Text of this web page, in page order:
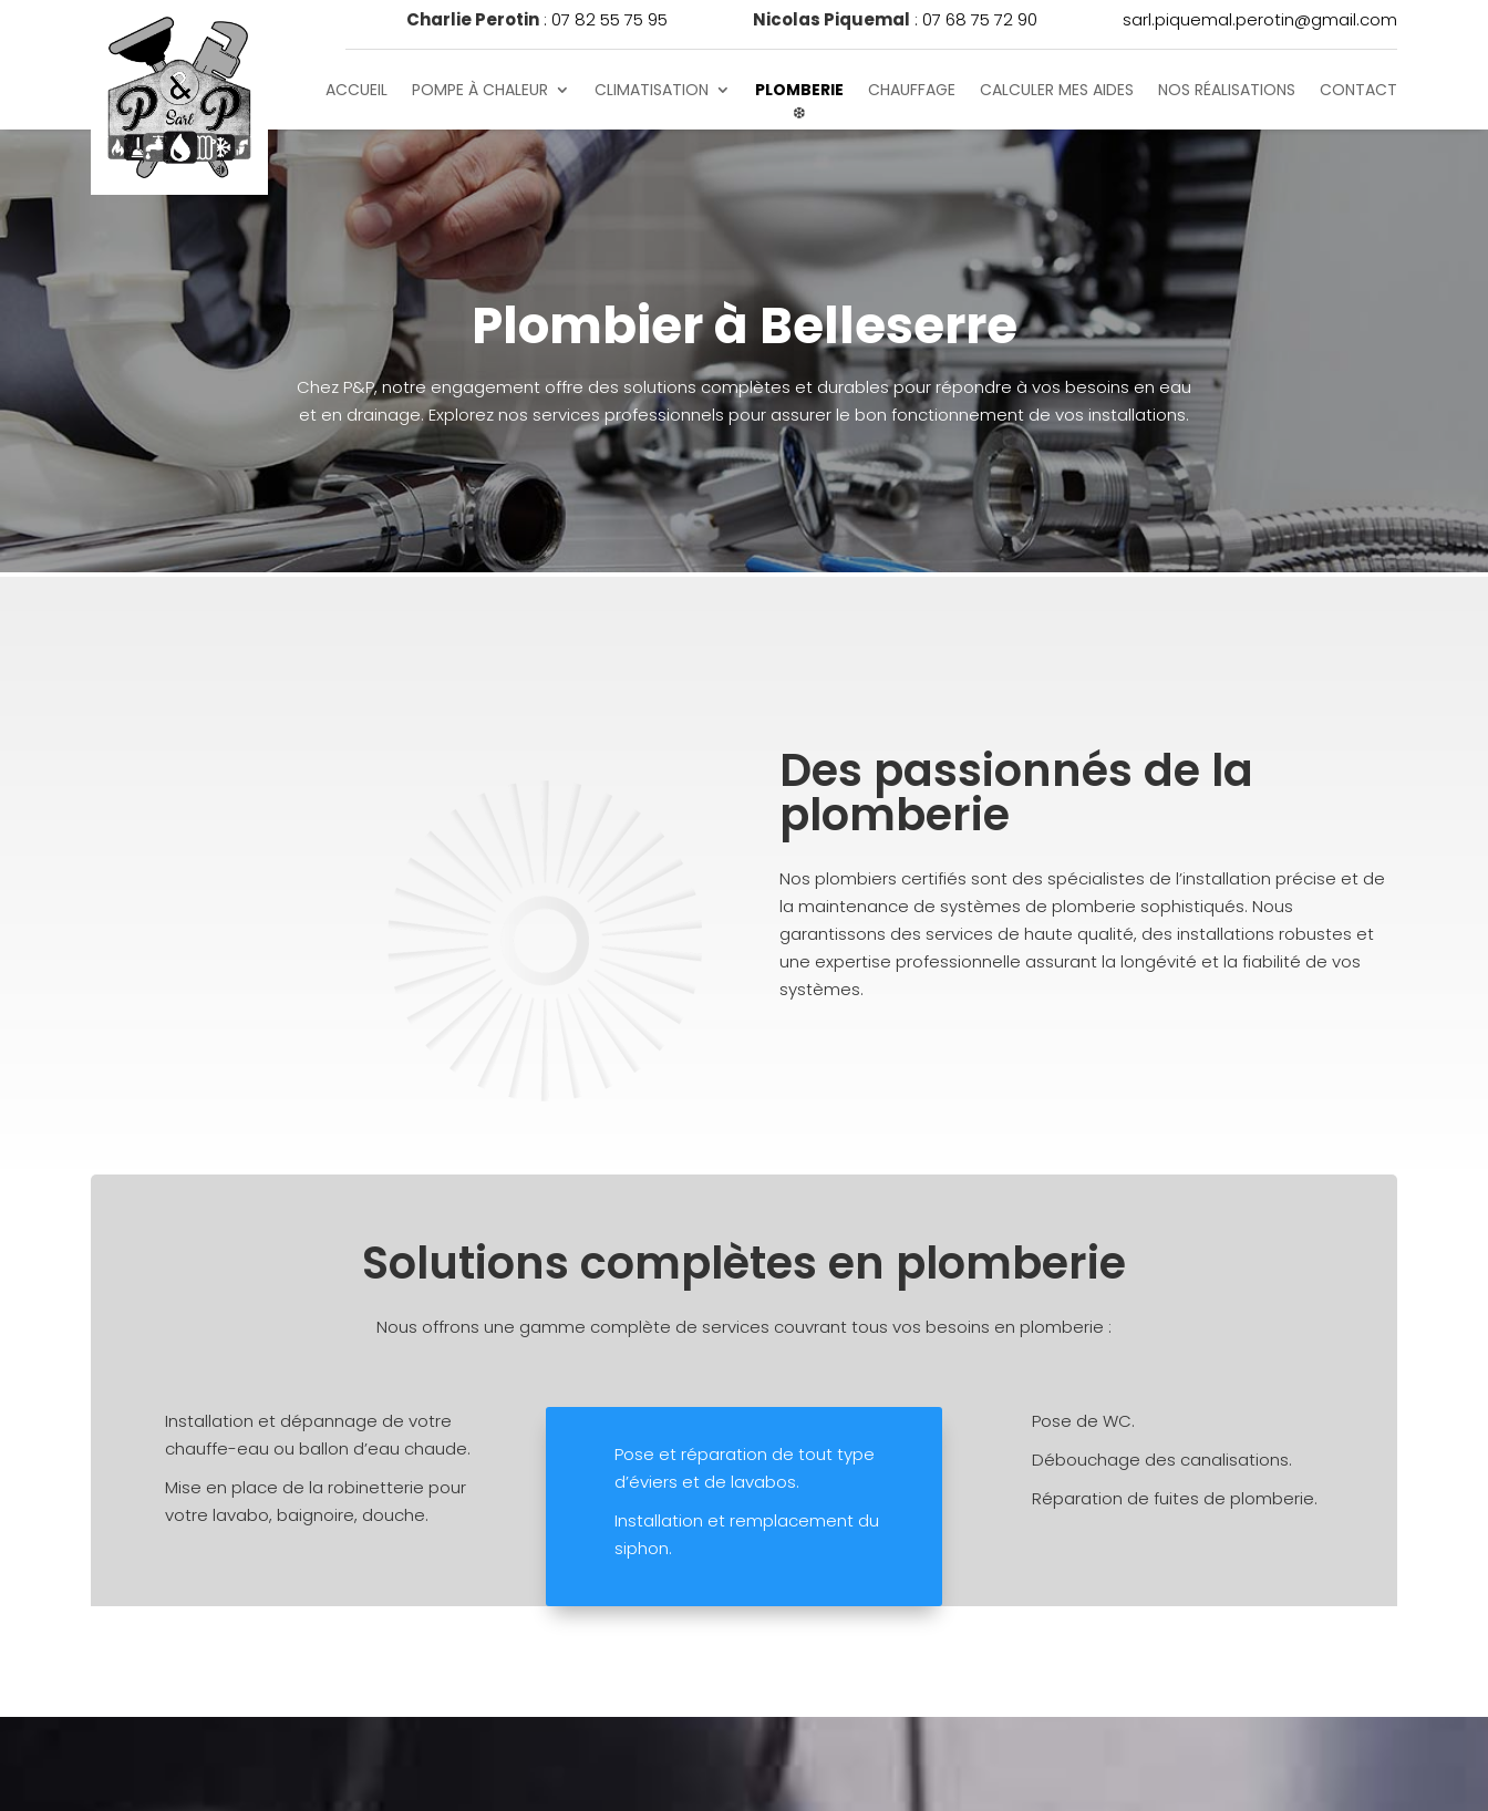
Charlie Perotin : 07 82 55 75 95 Nicolas Piquemal : 07 68 75 72 90 sarl.piquemal.perotin@gmail.com
ACCUEIL POMPE À CHALEUR CLIMATISATION PLOMBERIE CHAUFFAGE CALCULER MES AIDES NOS RÉALISATIONS CONTACT
Plombier à Belleserre
Chez P&P, notre engagement offre des solutions complètes et durables pour répondre à vos besoins en eau
et en drainage. Explorez nos services professionnels pour assurer le bon fonctionnement de vos installations.
Des passionnés de la
plomberie
Nos plombiers certifiés sont des spécialistes de l’installation précise et de
la maintenance de systèmes de plomberie sophistiqués. Nous
garantissons des services de haute qualité, des installations robustes et
une expertise professionnelle assurant la longévité et la fiabilité de vos
systèmes.
Solutions complètes en plomberie
Nous offrons une gamme complète de services couvrant tous vos besoins en plomberie :
Installation et dépannage de votre
chauffe-eau ou ballon d’eau chaude.
Mise en place de la robinetterie pour
votre lavabo, baignoire, douche.
Pose et réparation de tout type
d’éviers et de lavabos.
Installation et remplacement du
siphon.
Pose de WC.
Débouchage des canalisations.
Réparation de fuites de plomberie.